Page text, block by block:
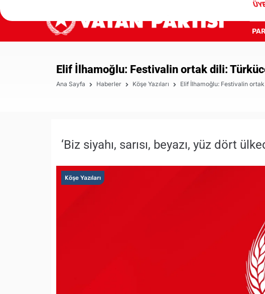
Elif İlhamoğlu: Festivalin ortak dili:
Ana Sayfa Haberler Köşe Yazıları Elif İlhamoğlu: Festivalin
‘Biz siyahı, sarısı, beyazı, yüz dört
Köşe Yazıları